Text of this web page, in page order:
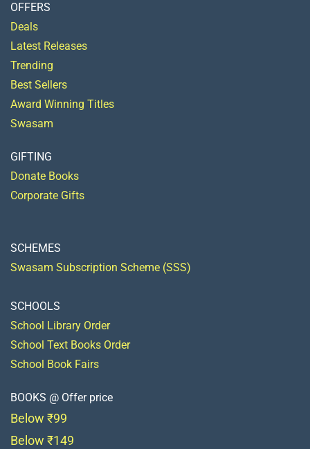
OFFERS
Deals
Latest Releases
Trending
Best Sellers
Award Winning Titles
Swasam
GIFTING
Donate Books
Corporate Gifts
SCHEMES
Swasam Subscription Scheme (SSS)
SCHOOLS
School Library Order
School Text Books Order
School Book Fairs
BOOKS @ Offer price
Below ₹99
Below ₹149